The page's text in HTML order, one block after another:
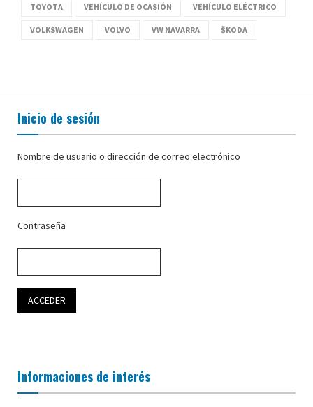
TOYOTA VEHÍCULO DE OCASIÓN VEHÍCULO ELÉCTRICO
VOLKSWAGEN VOLVO VW NAVARRA ŠKODA
Inicio de sesión
Nombre de usuario o dirección de correo electrónico
Contraseña
Informaciones de interés